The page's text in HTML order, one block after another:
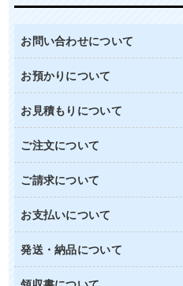
お問い合わせについて
お預かりについて
お見積もりについて
ご注文について
ご請求について
お支払いについて
発送・納品について